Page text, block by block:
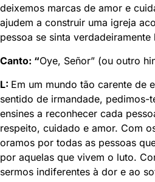
deixemos marcas de amor e
ajudem a construir uma igreja
pessoa se sinta verdadeiramente
Canto: “Oye, Señor” (ou outro
L: Em um mundo tão carente de
sentido de irmandade, pedimos-
ensines a reconhecer cada
respeito, cuidado e amor. Com
oramos por todas as pessoas
por aquelas que vivem o luto.
sermos indiferentes à dor e ao